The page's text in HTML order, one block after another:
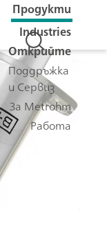
Продукти
Industries
Открийте
Поддръжка
и Сервиз
За Metrohm
Работа